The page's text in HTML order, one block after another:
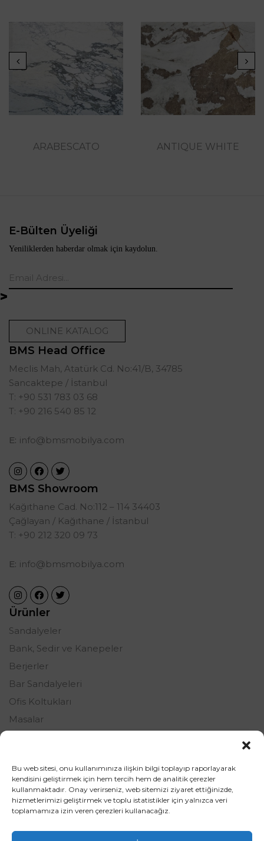
Bu web sitesi, onu kullanımınıza ilişkin bilgi toplayıp raporlayarak
kendisini geliştirmek için hem tercih hem de analitik çerezler
kullanmaktadır. Onay verirseniz, web sitemizi ziyaret ettiğinizde,
hizmetlerimizi geliştirmek ve toplu istatistikler için yalnızca veri
toplamamıza izin veren çerezleri kullanacağız.
ARABESCATO ANTIQUE WHITE
E-Bülten Üyeliği
Yeniliklerden haberdar olmak için kaydolun.
ONLINE KATALOG
BMS Head Office
Meclis Mah, Atatürk Cd. No:41/B, 34785
Sancaktepe / İstanbul
T: +90 531 783 03 68
T: +90 216 540 85 12
E: info@bmsmobilya.com
BMS Showroom
Kağıthane Cad. No:112 – 114 34403
Çağlayan / Kağıthane / İstanbul
T: +90 212 320 09 73
E: info@bmsmobilya.com
Ürünler
Sandalyeler
Bank, Sedir ve Kanepeler
Berjerler
Bar Sandalyeleri
Ofis Koltukları
Masalar
Tamamlayıcı Ürünler